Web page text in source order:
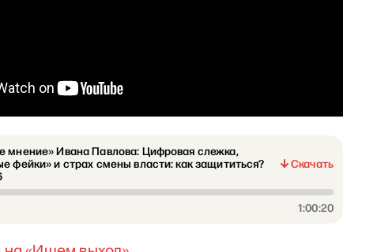
мнение» Ивана Павлова: Цифровая слежка,
фейки» и страх смены власти: как защититься?
Скачать
1:00:20